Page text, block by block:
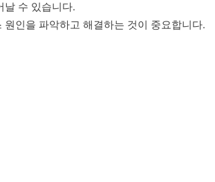
날 수 있습니다.
원인을 파악하고 해결하는 것이 중요합니다.